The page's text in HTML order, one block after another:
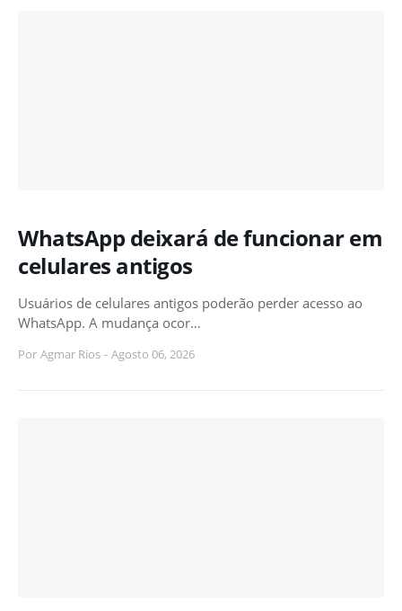
WhatsApp deixará de funcionar em
celulares antigos
Usuários de celulares antigos poderão perder acesso ao
WhatsApp. A mudança ocor…
Por Agmar Rios - Agosto 06, 2026